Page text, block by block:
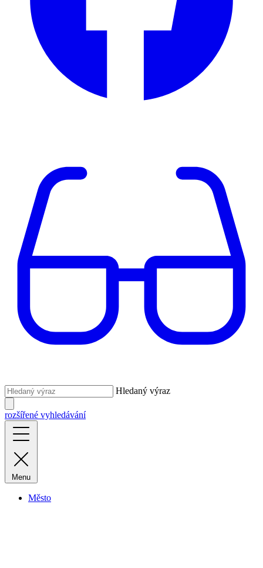
Hledaný výraz
rozšířené vyhledávání
Menu
Město